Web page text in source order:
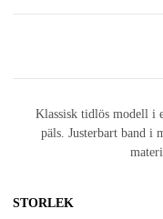
Klassisk tidlös modell i
päls. Justerbart band i
STORLEK